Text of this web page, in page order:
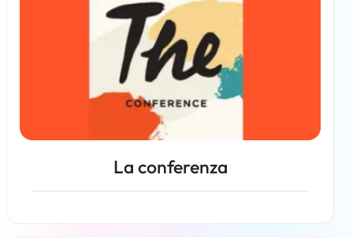
La conferenza